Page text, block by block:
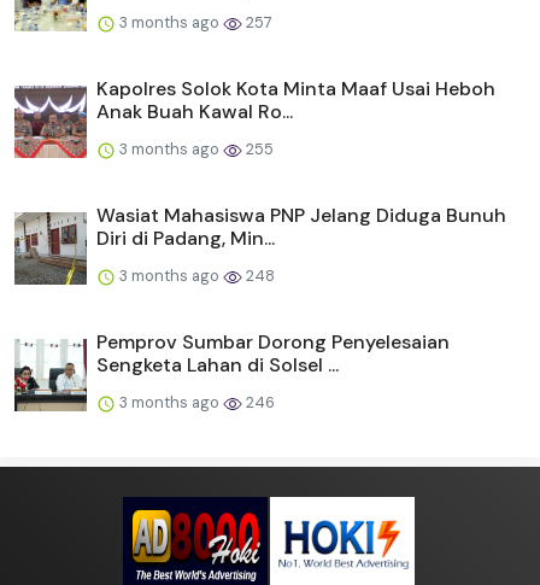
3 months ago 257
Kapolres Solok Kota Minta Maaf Usai Heboh
Anak Buah Kawal Ro...
3 months ago 255
Wasiat Mahasiswa PNP Jelang Diduga Bunuh
Diri di Padang, Min...
3 months ago 248
Pemprov Sumbar Dorong Penyelesaian
Sengketa Lahan di Solsel ...
3 months ago 246